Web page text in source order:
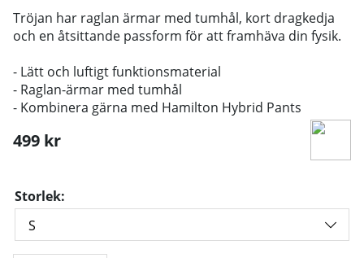
Tröjan har raglan ärmar med tumhål, kort dragkedja
och en åtsittande passform för att framhäva din fysik.
- Lätt och luftigt funktionsmaterial
- Raglan-ärmar med tumhål
- Kombinera gärna med Hamilton Hybrid Pants
499 kr
Storlek: